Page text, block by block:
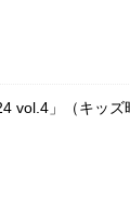
vol.4」（キッ